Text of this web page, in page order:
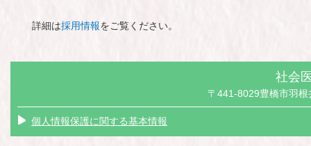
詳細は採用情報をご覧ください。
社会
〒441-8029豊橋市羽
個人情報保護に関する基本情報